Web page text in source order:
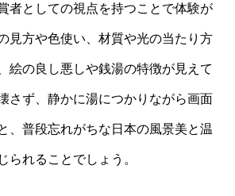
者としての視点を持つことで体験が
見方や色使い、材質や光の当たり方
絵の良し悪しや銭湯の特徴が見えて
さず、静かに湯につかりながら画面
、普段忘れがちな日本の風景美と温
られることでしょう。